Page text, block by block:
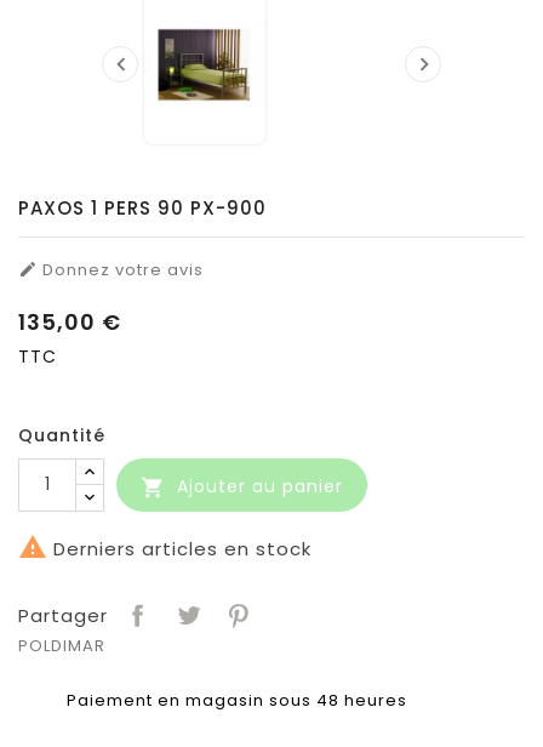
 
PAXOS 1 PERS 90 PX-900
 Donnez votre avis
135,00 €
TTC
Quantité
 Ajouter au panier
 Derniers articles en stock
Partager
POLDIMAR
Paiement en magasin sous 48 heures